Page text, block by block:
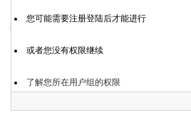
您可能需要注册登陆后才能进行
或者您没有权限继续
了解您所在用户组的权限